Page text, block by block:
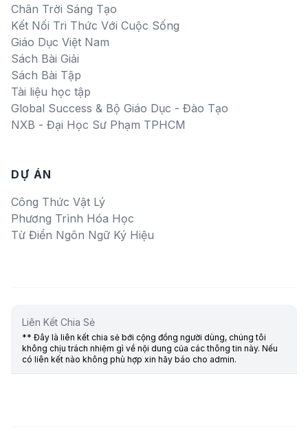
Chân Trời Sáng Tạo
Kết Nối Tri Thức Với Cuộc Sống
Giáo Dục Việt Nam
Sách Bài Giải
Sách Bài Tập
Tài liệu học tập
Global Success & Bộ Giáo Dục - Đào Tạo
NXB - Đại Học Sư Phạm TPHCM
DỰ ÁN
Công Thức Vật Lý
Phương Trình Hóa Học
Từ Điển Ngôn Ngữ Ký Hiệu
Liên Kết Chia Sẻ
** Đây là liên kết chia sẻ bới cộng đồng người dùng, chúng tôi
không chịu trách nhiệm gì về nội dung của các thông tin này. Nếu
có liên kết nào không phù hợp xin hãy báo cho admin.